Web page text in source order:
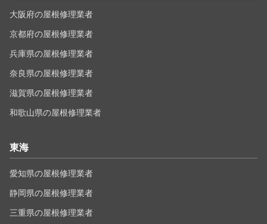
大阪府の屋根修理業者
京都府の屋根修理業者
兵庫県の屋根修理業者
奈良県の屋根修理業者
滋賀県の屋根修理業者
和歌山県の屋根修理業者
東海
愛知県の屋根修理業者
静岡県の屋根修理業者
三重県の屋根修理業者